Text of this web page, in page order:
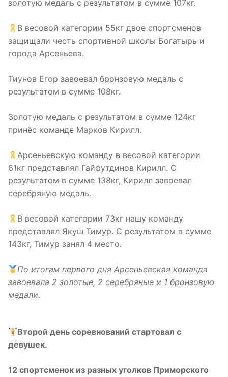
золотую медаль с результатом в сумме 107кг.
В весовой категории 55кг двое спортсменов
защищали честь спортивной школы Богатырь и
города Арсеньева.
Тиунов Егор завоевал бронзовую медаль с
результатом в сумме 108кг.
Золотую медаль с результатом в сумме 124кг
принёс команде Марков Кирилл.
Арсеньевскую команду в весовой категории
61кг представлял Гайфутдинов Кирилл. С
результатом в сумме 138кг, Кирилл завоевал
серебряную медаль.
В весовой категории 73кг нашу команду
представлял Якуш Тимур. С результатом в сумме
143кг, Тимур занял 4 место.
По итогам первого дня Арсеньевская команда
завоевала 2 золотые, 2 серебряные и 1 бронзовую
медали.
‍Второй день соревнований стартовал с
девушек.
12 спортсменок из разных уголков Приморского